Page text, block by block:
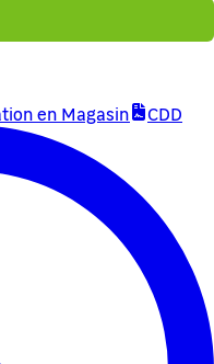
en Magasin CDD